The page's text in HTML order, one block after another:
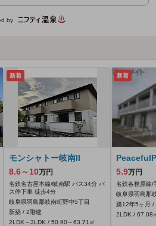
by
新着
モンシャトー岐南II
8.6～10万円
名鉄名古屋本線/岐南駅 バス34分 バ
ス停下車 徒歩4分
岐阜県羽島郡岐南町野中5丁目
新築 / 2階建
2LDK～3LDK / 50.90～63.71㎡
新着
5.9万円
名鉄各務原線/
岐阜県羽島郡
築12年5ヶ月 /
2LDK / 67.08